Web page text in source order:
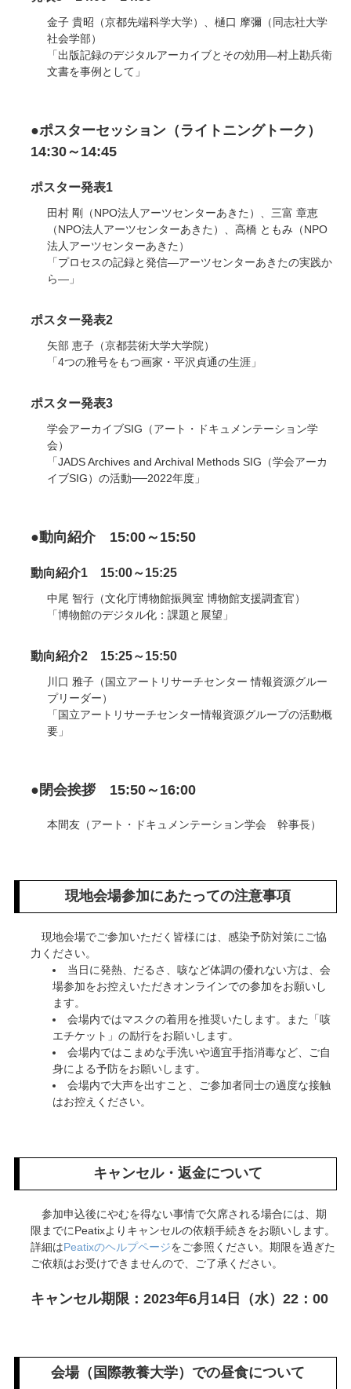
金子 貴昭（京都先端科学大学）、樋口 摩彌（同志社大学
社会学部）
「出版記録のデジタルアーカイブとその効用―村上勘兵衛
文書を事例として」
●ポスターセッション（ライトニングトーク）
14:30～14:45
ポスター発表1
田村 剛（NPO法人アーツセンターあきた）、三富 章恵
（NPO法人アーツセンターあきた）、高橋 ともみ（NPO
法人アーツセンターあきた）
「プロセスの記録と発信―アーツセンターあきたの実践か
ら―」
ポスター発表2
矢部 恵子（京都芸術大学大学院）
「4つの雅号をもつ画家・平沢貞通の生涯」
ポスター発表3
学会アーカイブSIG（アート・ドキュメンテーション学
会）
「JADS Archives and Archival Methods SIG（学会アーカ
イブSIG）の活動──2022年度」
●動向紹介 15:00～15:50
動向紹介1 15:00～15:25
中尾 智行（文化庁博物館振興室 博物館支援調査官）
「博物館のデジタル化：課題と展望」
動向紹介2 15:25～15:50
川口 雅子（国立アートリサーチセンター 情報資源グルー
プリーダー）
「国立アートリサーチセンター情報資源グループの活動概
要」
●閉会挨拶 15:50～16:00
本間友（アート・ドキュメンテーション学会 幹事長）
現地会場参加にあたっての注意事項
現地会場でご参加いただく皆様には、感染予防対策にご協
力ください。
当日に発熱、だるさ、咳など体調の優れない方は、会
場参加をお控えいただきオンラインでの参加をお願いし
ます。
会場内ではマスクの着用を推奨いたします。また「咳
エチケット」の励行をお願いします。
会場内ではこまめな手洗いや適宜手指消毒など、ご自
身による予防をお願いします。
会場内で大声を出すこと、ご参加者同士の過度な接触
はお控えください。
キャンセル・返金について
参加申込後にやむを得ない事情で欠席される場合には、期
限までにPeatixよりキャンセルの依頼手続きをお願いします。
詳細はPeatixのヘルプページをご参照ください。期限を過ぎた
ご依頼はお受けできませんので、ご了承ください。
キャンセル期限：2023年6月14日（水）22：00
会場（国際教養大学）での昼食について